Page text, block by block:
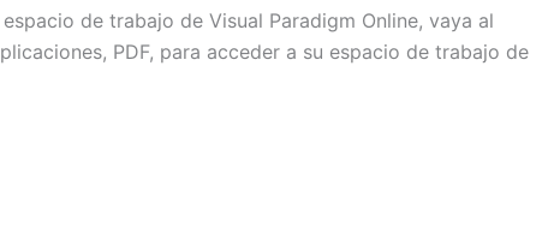
de trabajo de Visual Paradigm Online, vaya al
PDF, para acceder a su espacio de trabajo de